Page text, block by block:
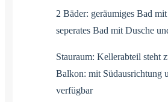
2 Bäder: geräumiges Bad
seperates Bad mit Dusche
Stauraum: Kellerabteil steht
Balkon: mit Südausrichtung
verfügbar